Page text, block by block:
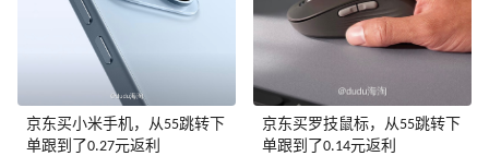
京东买小米手机，从55跳转下
单跟到了0.27元返利
京东买罗技鼠标，从55跳转下
单跟到了0.14元返利